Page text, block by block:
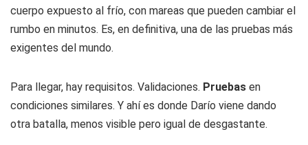
cuerpo expuesto al frío, con mareas que pueden cambiar el
rumbo en minutos. Es, en definitiva, una de las pruebas más
exigentes del mundo.
Para llegar, hay requisitos. Validaciones. Pruebas en
condiciones similares. Y ahí es donde Darío viene dando
otra batalla, menos visible pero igual de desgastante.